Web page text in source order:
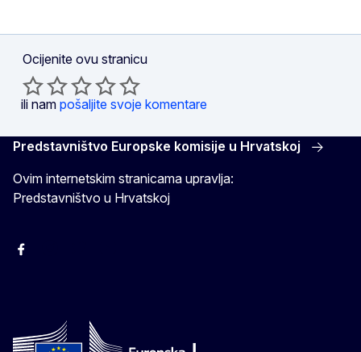
Ocijenite ovu stranicu
ili nam pošaljite svoje komentare
Predstavništvo Europske komisije u Hrvatskoj
Ovim internetskim stranicama upravlja:
Predstavništvo u Hrvatskoj
Facebook